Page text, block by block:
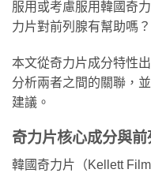
服用或考慮服用韓國奇
力片對前列腺有幫助嗎
本文從奇力片成分特性
分析兩者之間的關聯，
建議。
奇力片核心成分與
韓國奇力片（Kellett